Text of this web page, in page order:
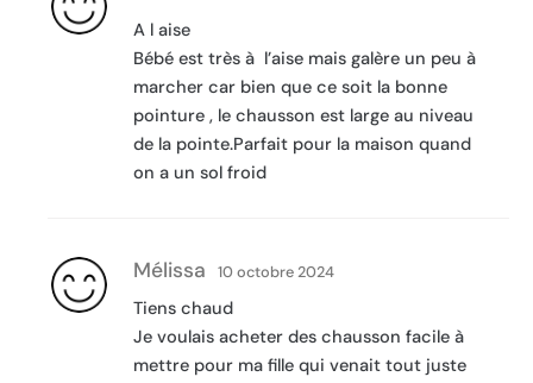
A l aise
Bébé est très à l’aise mais galère un peu à
marcher car bien que ce soit la bonne
pointure , le chausson est large au niveau
de la pointe.Parfait pour la maison quand
on a un sol froid 
Mélissa 10 octobre 2024
Tiens chaud
Je voulais acheter des chausson facile à
mettre pour ma fille qui venait tout juste